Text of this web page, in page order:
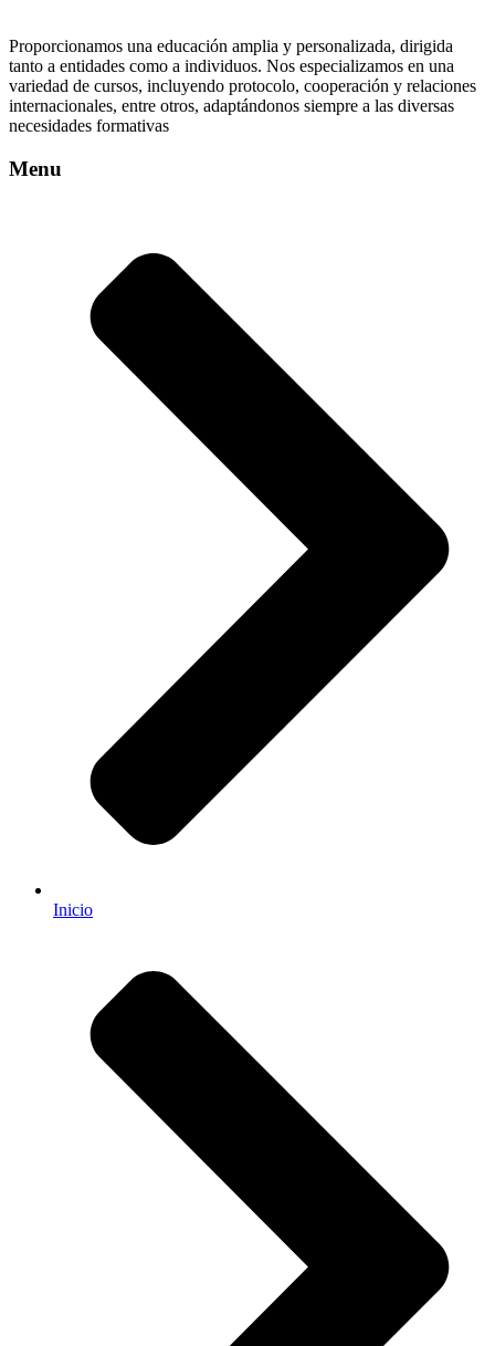
Proporcionamos una educación amplia y personalizada, dirigida
tanto a entidades como a individuos. Nos especializamos en una
variedad de cursos, incluyendo protocolo, cooperación y relaciones
internacionales, entre otros, adaptándonos siempre a las diversas
necesidades formativas
Menu
Inicio